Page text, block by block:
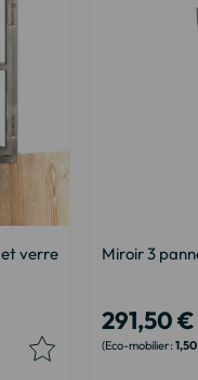
verre
Miroir 3
291,50 €